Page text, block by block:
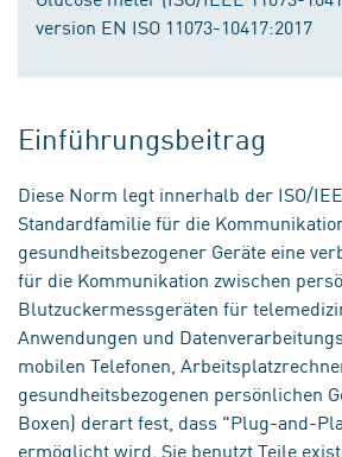
version EN ISO 11073-10417:2017
Einführungsbeitrag
Diese Norm legt innerhalb der ISO/
Standardfamilie für die
gesundheitsbezogener Geräte eine
für die Kommunikation zwischen
Blutzuckermessgeräten für
Anwendungen und
mobilen Telefonen,
gesundheitsbezogenen persönlichen
Boxen) derart fest, dass "Plug-and-
ermöglicht wird. Sie benutzt Teile